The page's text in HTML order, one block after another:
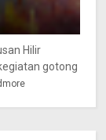
Hilir
gotong